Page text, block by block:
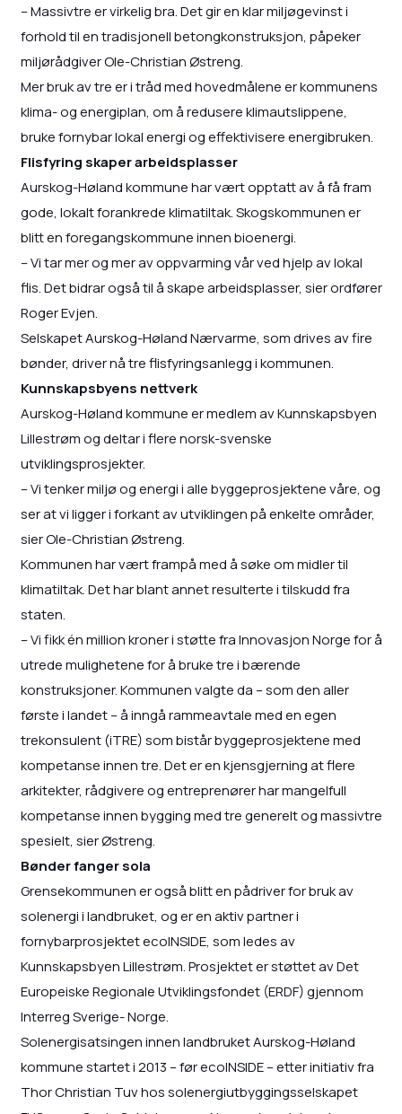
– Massivtre er virkelig bra. Det gir en klar miljøgevinst i
forhold til en tradisjonell betongkonstruksjon, påpeker
miljørådgiver Ole-Christian Østreng.
Mer bruk av tre er i tråd med hovedmålene er kommunens
klima- og energiplan, om å redusere klimautslippene,
bruke fornybar lokal energi og effektivisere energibruken.
Flisfyring skaper arbeidsplasser
Aurskog-Høland kommune har vært opptatt av å få fram
gode, lokalt forankrede klimatiltak. Skogskommunen er
blitt en foregangskommune innen bioenergi.
– Vi tar mer og mer av oppvarming vår ved hjelp av lokal
flis. Det bidrar også til å skape arbeidsplasser, sier ordfører
Roger Evjen.
Selskapet Aurskog-Høland Nærvarme, som drives av fire
bønder, driver nå tre flisfyringsanlegg i kommunen.
Kunnskapsbyens nettverk
Aurskog-Høland kommune er medlem av Kunnskapsbyen
Lillestrøm og deltar i flere norsk-svenske
utviklingsprosjekter.
– Vi tenker miljø og energi i alle byggeprosjektene våre, og
ser at vi ligger i forkant av utviklingen på enkelte områder,
sier Ole-Christian Østreng.
Kommunen har vært frampå med å søke om midler til
klimatiltak. Det har blant annet resulterte i tilskudd fra
staten.
– Vi fikk én million kroner i støtte fra Innovasjon Norge for å
utrede mulighetene for å bruke tre i bærende
konstruksjoner. Kommunen valgte da – som den aller
første i landet – å inngå rammeavtale med en egen
trekonsulent (iTRE) som bistår byggeprosjektene med
kompetanse innen tre. Det er en kjensgjerning at flere
arkitekter, rådgivere og entreprenører har mangelfull
kompetanse innen bygging med tre generelt og massivtre
spesielt, sier Østreng.
Bønder fanger sola
Grensekommunen er også blitt en pådriver for bruk av
solenergi i landbruket, og er en aktiv partner i
fornybarprosjektet ecoINSIDE, som ledes av
Kunnskapsbyen Lillestrøm. Prosjektet er støttet av Det
Europeiske Regionale Utviklingsfondet (ERDF) gjennom
Interreg Sverige- Norge.
Solenergisatsingen innen landbruket Aurskog-Høland
kommune startet i 2013 – før ecoINSIDE – etter initiativ fra
Thor Christian Tuv hos solenergiutbyggingsselskapet